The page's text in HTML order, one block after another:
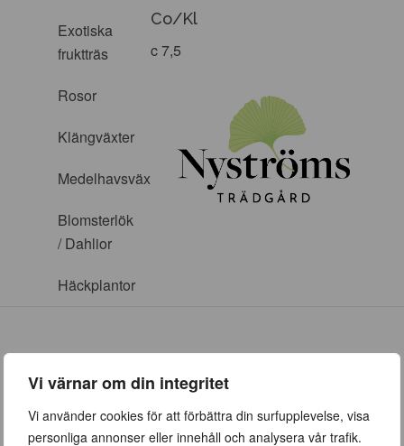
Vi värnar om din integritet
Vi använder cookies för att förbättra din surfupplevelse, visa
personliga annonser eller innehåll och analysera vår trafik.
Exotiska
fruktträs
Rosor
Klängväxter
Medelhavsväxter
Blomsterlök
/ Dahlior
Häckplantor
Co/Kl
c 7,5
ÖPPETTIDER